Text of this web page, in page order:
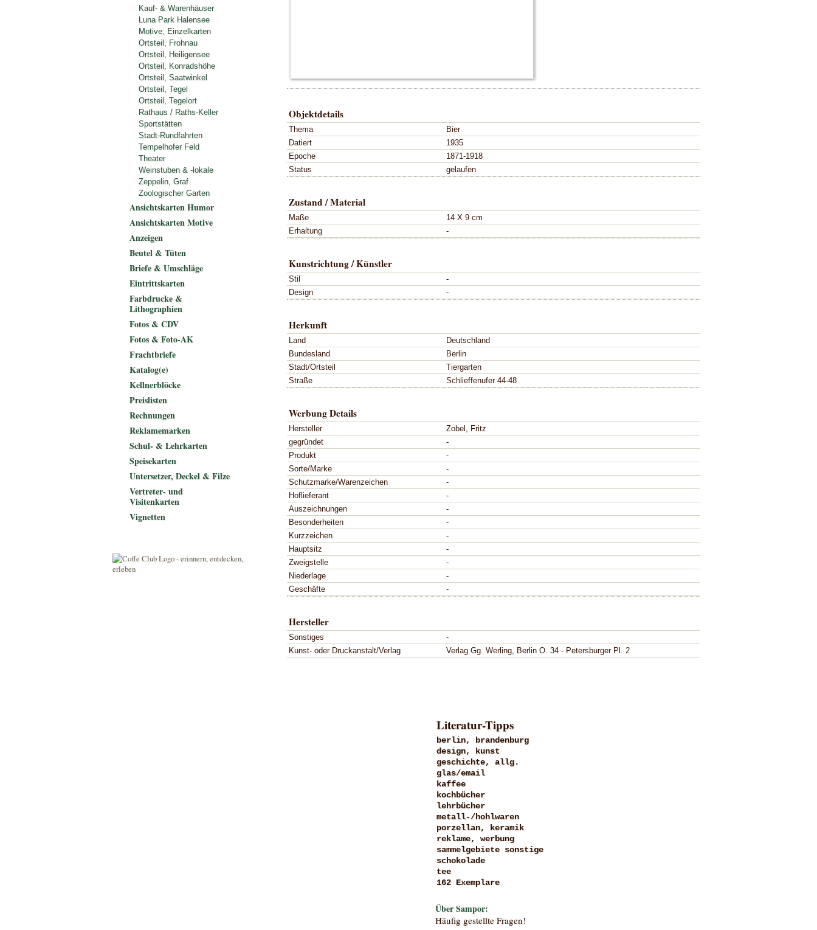
Objektdetails
Thema
Bier
Datiert
1935
Epoche
1871-1918
Status
gelaufen
Zustand / Material
Maße
14 X 9 cm
Erhaltung
-
Kunstrichtung / Künstler
Stil
-
Design
-
Herkunft
Land
Deutschland
Bundesland
Berlin
Stadt/Ortsteil
Tiergarten
Straße
Schlieffenufer 44-48
Werbung Details
Hersteller
Zobel, Fritz
gegründet
-
Produkt
-
Sorte/Marke
-
Schutzmarke/Warenzeichen
-
Hoflieferant
-
Auszeichnungen
-
Besonderheiten
-
Kurzzeichen
-
Hauptsitz
-
Zweigstelle
-
Niederlage
-
Geschäfte
-
Hersteller
Sonstiges
-
Kunst- oder Druckanstalt/Verlag
Verlag Gg. Werling, Berlin O. 34 - Petersburger Pl. 2
Kauf- & Warenhäuser
Luna Park Halensee
Motive, Einzelkarten
Ortsteil, Frohnau
Ortsteil, Heiligensee
Ortsteil, Konradshöhe
Ortsteil, Saatwinkel
Ortsteil, Tegel
Ortsteil, Tegelort
Rathaus / Raths-Keller
Sportstätten
Stadt-Rundfahrten
Tempelhofer Feld
Theater
Weinstuben & -lokale
Zeppelin, Graf
Zoologischer Garten
Ansichtskarten Humor
Ansichtskarten Motive
Anzeigen
Beutel & Tüten
Briefe & Umschläge
Eintrittskarten
Farbdrucke &
Lithographien
Fotos & CDV
Fotos & Foto-AK
Frachtbriefe
Katalog(e)
Kellnerblöcke
Preislisten
Rechnungen
Reklamemarken
Schul- & Lehrkarten
Speisekarten
Untersetzer, Deckel & Filze
Vertreter- und
Visitenkarten
Vignetten
Literatur-Tipps
berlin, brandenburg
design, kunst
geschichte, allg.
glas/email
kaffee
kochbücher
lehrbücher
metall-/hohlwaren
porzellan, keramik
reklame, werbung
sammelgebiete sonstige
schokolade
tee
162 Exemplare
Über Sampor:
Häufig gestellte Fragen!